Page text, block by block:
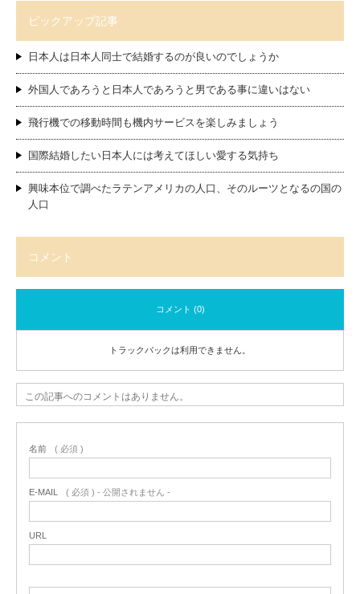
ピックアップ記事
日本人は日本人同士で結婚するのが良いのでしょうか
外国人であろうと日本人であろうと男である事に違いはない
飛行機での移動時間も機内サービスを楽しみましょう
国際結婚したい日本人には考えてほしい愛する気持ち
興味本位で調べたラテンアメリカの人口、そのルーツとなるの国の
人口
コメント
コメント (0)
トラックバックは利用できません。
この記事へのコメントはありません。
名前 ( 必須 )
E-MAIL ( 必須 ) - 公開されません -
URL